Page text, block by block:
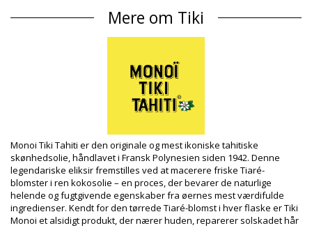
Propylene glycol 5-bromo-5-nitro-1,3-dioxane, Cocos nucifera
oil, Gardenia taitensis flower extract, Parfum (Fragrance),
Tocopherol (Vitamin E), Amyl ci
Produktinformation
Afdeling: Unisex, Brusegeler
Pakken inkluderer: 1 x Brusegeler (Andre accessoirer er ikke
EAN: Størrelse unik (3504750004211)
Leverandørreference: 1GD
Vægt: 250g / 0.55lb / 8.82oz
Retouchering af fotos
Vaske- & plejeinstrukser
Plejeinstrukser for: Tiki Gel Douche Au Monoi 250Ml
Mere om Tiki
Monoi Tiki Tahiti er den originale og mest ikoniske tahitiske
skønhedsolie, håndlavet i Fransk Polynesien siden 1942. Denne
legendariske eliksir fremstilles ved at macerere friske Tiaré-
blomster i ren kokosolie – en proces, der bevarer de naturlige
helende og fugtgivende egenskaber fra øernes mest værdifulde
ingredienser. Kendt for den tørrede Tiaré-blomst i hver flaske er Tiki
Monoi et alsidigt produkt, der nærer huden, reparerer solskadet hår